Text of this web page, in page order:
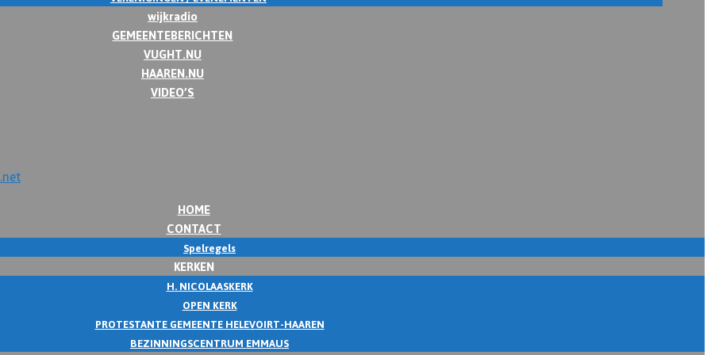
wijkradio
GEMEENTEBERICHTEN
VUGHT.NU
HAAREN.NU
VIDEO’S
HOME
CONTACT
Spelregels
KERKEN
H. NICOLAASKERK
OPEN KERK
PROTESTANTE GEMEENTE HELEVOIRT-HAAREN
BEZINNINGSCENTRUM EMMAUS